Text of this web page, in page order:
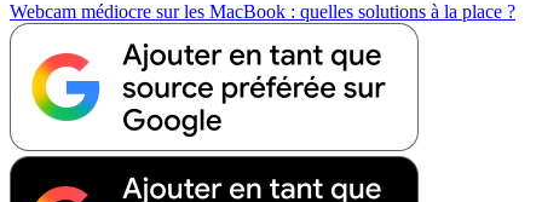
Webcam médiocre sur les MacBook : quelles solutions à la place ?